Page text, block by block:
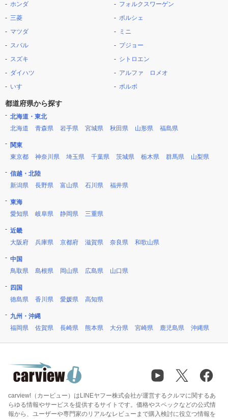
ホンダ
三菱
マツダ
スバル
スズキ
ダイハツ
いすゞ
フォルクスワーゲン
ポルシェ
ミニ
プジョー
シトロエン
アルファ ロメオ
ボルボ
都道府県から探す
北海道・東北
北海道
青森県 岩手県 宮城県 秋田県 山形県 福島県
関東
東京都
神奈川県 埼玉県 千葉県 茨城県 栃木県 群馬県 山梨県
信越・北陸
新潟県
長野県 富山県 石川県 福井県
東海
愛知県
岐阜県 静岡県 三重県
近畿
大阪府
兵庫県 京都府 滋賀県 奈良県 和歌山県
中国
鳥取県
島根県 岡山県 広島県 山口県
四国
徳島県
香川県 愛媛県 高知県
九州・沖縄
福岡県
佐賀県 長崎県 熊本県 大分県 宮崎県 鹿児島県 沖縄県
carview!（カービュー）はLINEヤフー株式会社が運営するクルマに関するあ
らゆる情報やサービスを提供するサイトです。価格やスペックなどの公式情
報から、ユーザーや専門家のリアルなレビューまで購入検討に役立つ情報を